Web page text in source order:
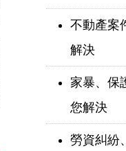
不動產案
解決
家暴、保
您解決
勞資糾紛